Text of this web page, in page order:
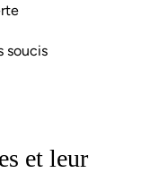
soucis
et leur